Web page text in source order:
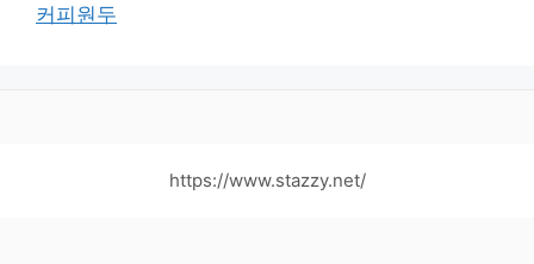
커피원두
https://www.stazzy.net/